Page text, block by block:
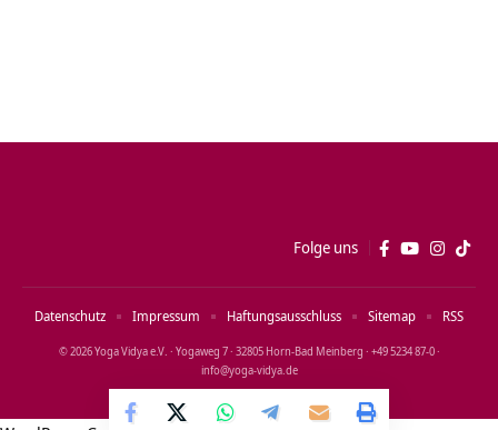
Folge uns
© 2026 Yoga Vidya e.V. · Yogaweg 7 · 32805 Horn‑Bad Meinberg · +49 5234 87‑0 ·
info@yoga‑vidya.de
Datenschutz Impressum Haftungsausschluss Sitemap RSS